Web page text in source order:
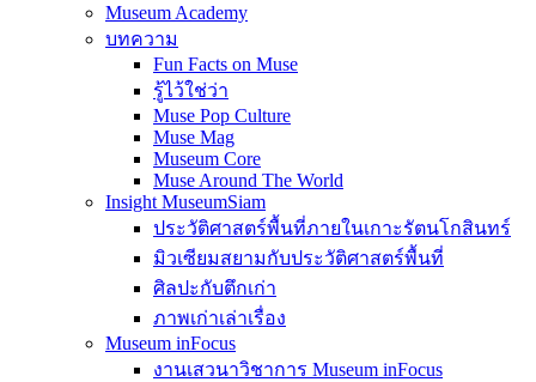
Museum Academy
บทความ
Fun Facts on Muse
รู้ไว้ใช่ว่า
Muse Pop Culture
Muse Mag
Museum Core
Muse Around The World
Insight MuseumSiam
ประวัติศาสตร์พื้นที่ภายในเกาะรัตนโกสินทร์
มิวเซียมสยามกับประวัติศาสตร์พื้นที่
ศิลปะกับตึกเก่า
ภาพเก่าเล่าเรื่อง
Museum inFocus
งานเสวนาวิชาการ Museum inFocus